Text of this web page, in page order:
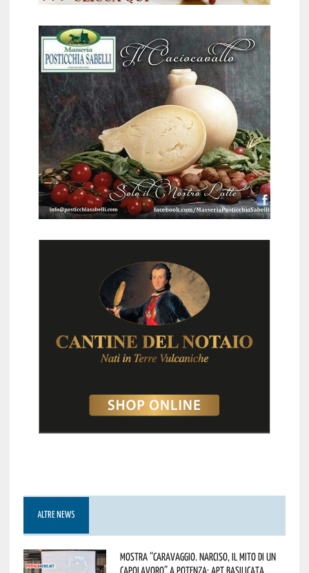
ALTRE NEWS
Mostra “Caravaggio. Narciso, il mito di un
capolavoro” a Potenza: APT Basilicata